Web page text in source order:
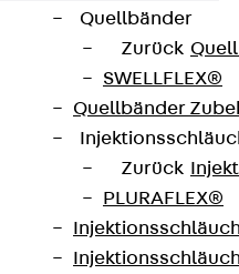
Quellbänder
Zurück
SWELLFLEX®
Quellbänder
Zurück
PLURAFLEX®
zum Einbau der
auf der Baustelle und im